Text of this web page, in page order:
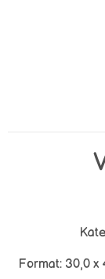
Format: 30,0 x